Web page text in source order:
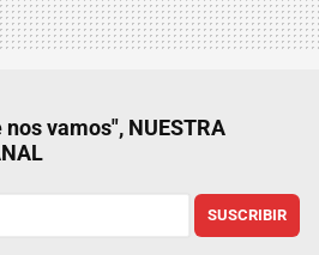
nos vamos", NUESTRA
SUSCRIBIR